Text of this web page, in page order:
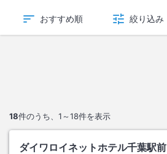
おすすめ順 絞り込み
18件のうち、 1～18件を表示
ダイワロイネットホテル千葉駅前